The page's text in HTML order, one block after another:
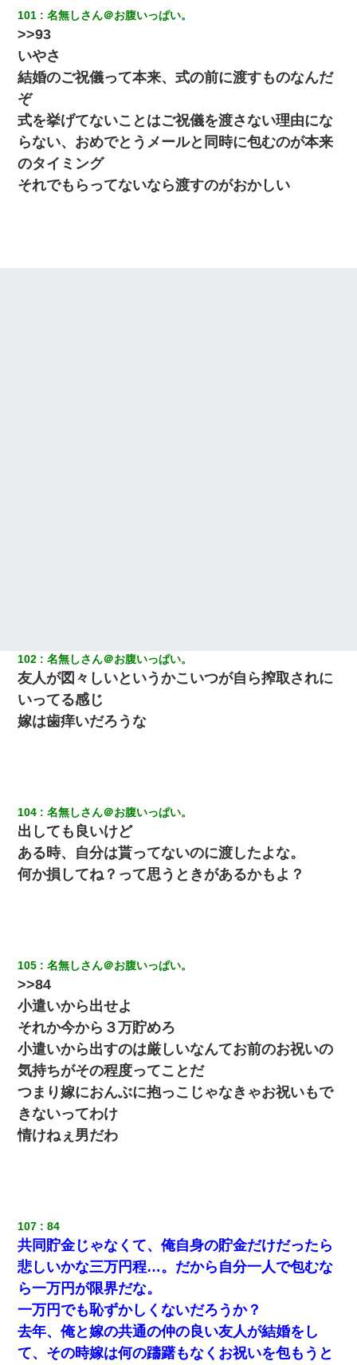
101 名無しさん＠お腹いっぱい。
>>93
いやさ
結婚のご祝儀って本来、式の前に渡すものなんだ
ぞ
式を挙げてないことはご祝儀を渡さない理由にな
らない、おめでとうメールと同時に包むのが本来
のタイミング
それでもらってないなら渡すのがおかしい
102 名無しさん＠お腹いっぱい。
友人が図々しいというかこいつが自ら搾取されに
いってる感じ
嫁は歯痒いだろうな
104 名無しさん＠お腹いっぱい。
出しても良いけど
ある時、自分は貰ってないのに渡したよな。
何か損してね？って思うときがあるかもよ？
105 名無しさん＠お腹いっぱい。
>>84
小遣いから出せよ
それか今から３万貯めろ
小遣いから出すのは厳しいなんてお前のお祝いの
気持ちがその程度ってことだ
つまり嫁におんぶに抱っこじゃなきゃお祝いもで
きないってわけ
情けねぇ男だわ
107 84
共同貯金じゃなくて、俺自身の貯金だけだったら
悲しいかな三万円程…。だから自分一人で包むな
ら一万円が限界だな。
一万円でも恥ずかしくないだろうか？
去年、俺と嫁の共通の仲の良い友人が結婚をし
て、その時嫁は何の躊躇もなくお祝いを包もうと